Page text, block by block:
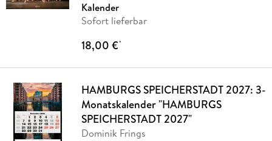
Kalender
Sofort lieferbar
18,00 €*
HAMBURGS SPEICHERSTADT 2027: 3-
Monatskalender "HAMBURGS
SPEICHERSTADT 2027"
Dominik Frings